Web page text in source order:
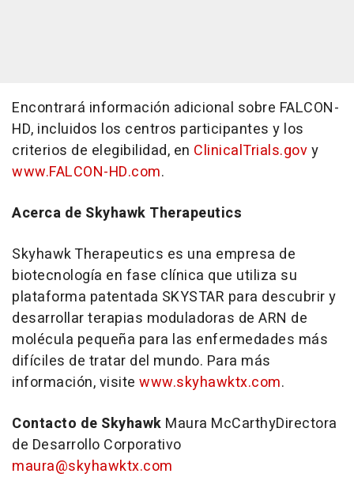
Encontrará información adicional sobre FALCON-
HD, incluidos los centros participantes y los
criterios de elegibilidad, en ClinicalTrials.govy
www.FALCON-HD.com.
Acerca de Skyhawk Therapeutics
Skyhawk Therapeutics es una empresa de
biotecnología en fase clínica que utiliza su
plataforma patentada SKYSTAR para descubrir y
desarrollar terapias moduladoras de ARN de
molécula pequeña para las enfermedades más
difíciles de tratar del mundo. Para más
información, visite www.skyhawktx.com.
Contacto de Skyhawk Maura McCarthyDirectora
de Desarrollo Corporativo
maura@skyhawktx.com